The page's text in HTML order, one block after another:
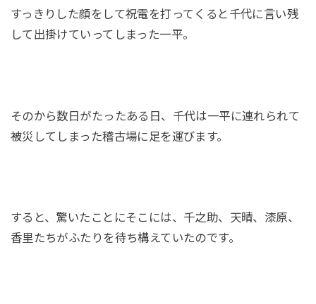
すっきりした顔をして祝電を打ってくると千代に言い残
して出掛けていってしまった一平。
そのから数日がたったある日、千代は一平に連れられて
被災してしまった稽古場に足を運びます。
すると、驚いたことにそこには、千之助、天晴、漆原、
香里たちがふたりを待ち構えていたのです。